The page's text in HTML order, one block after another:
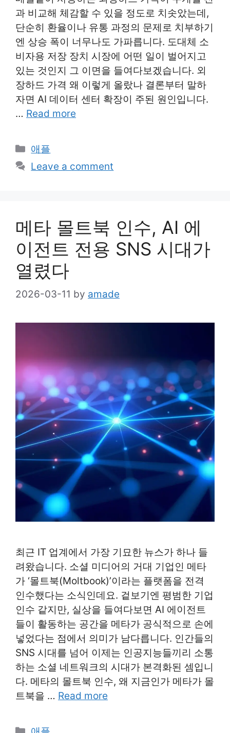
과 비교해 체감할 수 있을 정도로 치솟았는데,
단순히 환율이나 유통 과정의 문제로 치부하기
엔 상승 폭이 너무나도 가파릅니다. 도대체 소
비자용 저장 장치 시장에 어떤 일이 벌어지고
있는 것인지 그 이면을 들여다보겠습니다. 외
장하드 가격 왜 이렇게 올랐나 결론부터 말하
자면 AI 데이터 센터 확장이 주된 원인입니다.
… Read more
Categories
애플
Leave a comment
메타 몰트북 인수, AI 에
이전트 전용 SNS 시대가
열렸다
2026-03-11 by amade
최근 IT 업계에서 가장 기묘한 뉴스가 하나 들
려왔습니다. 소셜 미디어의 거대 기업인 메타
가 ‘몰트북(Moltbook)’이라는 플랫폼을 전격
인수했다는 소식인데요. 겉보기엔 평범한 기업
인수 같지만, 실상을 들여다보면 AI 에이전트
들이 활동하는 공간을 메타가 공식적으로 손에
넣었다는 점에서 의미가 남다릅니다. 인간들의
SNS 시대를 넘어 이제는 인공지능들끼리 소통
하는 소셜 네트워크의 시대가 본격화된 셈입니
다. 메타의 몰트북 인수, 왜 지금인가 메타가 몰
트북을 … Read more
Categories